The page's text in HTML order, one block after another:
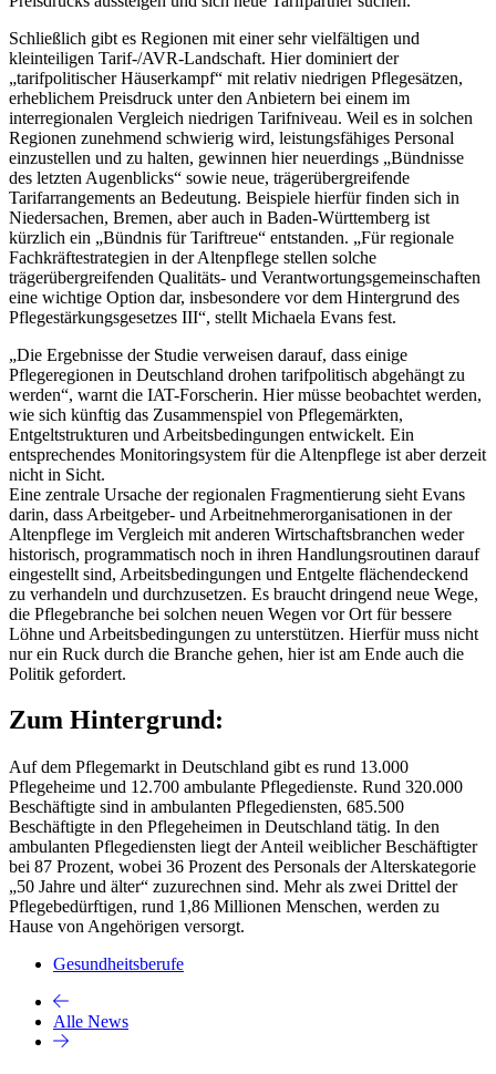
Schließlich gibt es Regionen mit einer sehr vielfältigen und
kleinteiligen Tarif-/AVR-Landschaft. Hier dominiert der
„tarifpolitischer Häuserkampf“ mit relativ niedrigen Pflegesätzen,
erheblichem Preisdruck unter den Anbietern bei einem im
interregionalen Vergleich niedrigen Tarifniveau. Weil es in solchen
Regionen zunehmend schwierig wird, leistungsfähiges Personal
einzustellen und zu halten, gewinnen hier neuerdings „Bündnisse
des letzten Augenblicks“ sowie neue, trägerübergreifende
Tarifarrangements an Bedeutung. Beispiele hierfür finden sich in
Niedersachen, Bremen, aber auch in Baden-Württemberg ist
kürzlich ein „Bündnis für Tariftreue“ entstanden. „Für regionale
Fachkräftestrategien in der Altenpflege stellen solche
trägerübergreifenden Qualitäts- und Verantwortungsgemeinschaften
eine wichtige Option dar, insbesondere vor dem Hintergrund des
Pflegestärkungsgesetzes III“, stellt Michaela Evans fest.
„Die Ergebnisse der Studie verweisen darauf, dass einige
Pflegeregionen in Deutschland drohen tarifpolitisch abgehängt zu
werden“, warnt die IAT-Forscherin. Hier müsse beobachtet werden,
wie sich künftig das Zusammenspiel von Pflegemärkten,
Entgeltstrukturen und Arbeitsbedingungen entwickelt. Ein
entsprechendes Monitoringsystem für die Altenpflege ist aber derzeit
nicht in Sicht.
Eine zentrale Ursache der regionalen Fragmentierung sieht Evans
darin, dass Arbeitgeber- und Arbeitnehmerorganisationen in der
Altenpflege im Vergleich mit anderen Wirtschaftsbranchen weder
historisch, programmatisch noch in ihren Handlungsroutinen darauf
eingestellt sind, Arbeitsbedingungen und Entgelte flächendeckend
zu verhandeln und durchzusetzen. Es braucht dringend neue Wege,
die Pflegebranche bei solchen neuen Wegen vor Ort für bessere
Löhne und Arbeitsbedingungen zu unterstützen. Hierfür muss nicht
nur ein Ruck durch die Branche gehen, hier ist am Ende auch die
Politik gefordert.
Zum Hintergrund:
Auf dem Pflegemarkt in Deutschland gibt es rund 13.000
Pflegeheime und 12.700 ambulante Pflegedienste. Rund 320.000
Beschäftigte sind in ambulanten Pflegediensten, 685.500
Beschäftigte in den Pflegeheimen in Deutschland tätig. In den
ambulanten Pflegediensten liegt der Anteil weiblicher Beschäftigter
bei 87 Prozent, wobei 36 Prozent des Personals der Alterskategorie
„50 Jahre und älter“ zuzurechnen sind. Mehr als zwei Drittel der
Pflegebedürftigen, rund 1,86 Millionen Menschen, werden zu
Hause von Angehörigen versorgt.
Gesundheitsberufe
Alle News